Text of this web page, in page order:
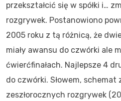
przekształcić się w spółki i…
rozgrywek. Postanowiono
2005 roku z tą różnicą, że
miały awansu do czwórki ale
ćwierćfinałach. Najlepsze 4
do czwórki. Słowem,
zeszłorocznych rozgrywek